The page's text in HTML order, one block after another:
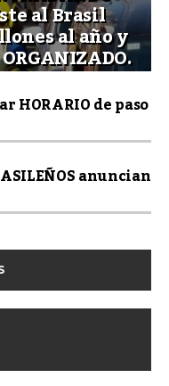
al Brasil
al año y
HORARIO de paso
anuncian